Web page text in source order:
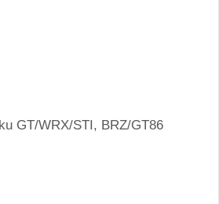
GT/WRX/STI, BRZ/GT86